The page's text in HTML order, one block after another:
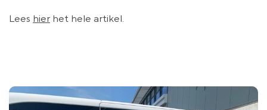
Lees hier het hele artikel.